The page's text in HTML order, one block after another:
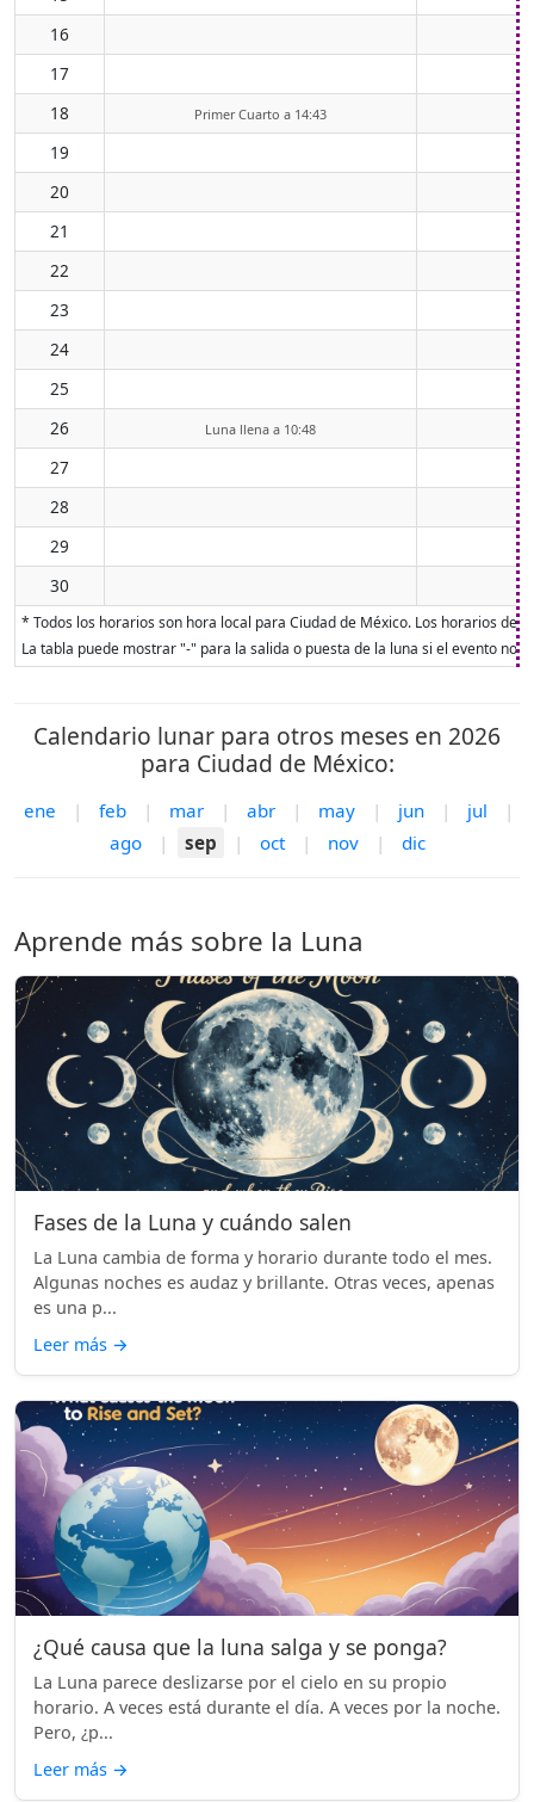
16
17
18
Primer Cuarto a 14:43
19
20
21
22
23
24
25
26
Luna llena a 10:48
27
28
29
30
* Todos los horarios son hora local para Ciudad de México. Los horarios de
La tabla puede mostrar "-" para la salida o puesta de la luna si el evento no
Calendario lunar para otros meses en 2026
para Ciudad de México:
ene | feb | mar | abr | may | jun | jul
|
ago
| sep | oct | nov | dic
Aprende más sobre la Luna
Fases de la Luna y cuándo salen
La Luna cambia de forma y horario durante todo el mes.
Algunas noches es audaz y brillante. Otras veces, apenas
es una p...
Leer más →
¿Qué causa que la luna salga y se ponga?
La Luna parece deslizarse por el cielo en su propio
horario. A veces está durante el día. A veces por la noche.
Pero, ¿p...
Leer más →